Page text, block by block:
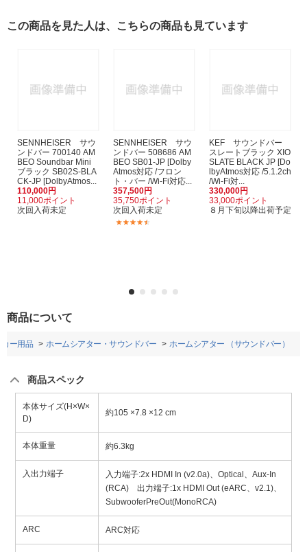
この商品を見た人は、こちらの商品も見ています
SENNHEISER サウ
ンドバー 700140 AM
BEO Soundbar Mini
ブラック SB02S-BLA
CK-JP [DolbyAtmos...
110,000円
11,000ポイント
次回入荷未定
SENNHEISER サウ
ンドバー 508686 AM
BEO SB01-JP [Dolby
Atmos対応 /フロン
ト・バー /Wi-Fi対応...
357,500円
35,750ポイント
次回入荷未定
KEF サウンドバー
スレートブラック XIO
SLATE BLACK JP [Do
lbyAtmos対応 /5.1.2ch
/Wi-Fi対...
330,000円
33,000ポイント
８月下旬以降出荷予定
商品について
ー用品 ホームシアター・サウンドバー ホームシアター （サウンドバー）
商品スペック
本体サイズ(H×W×
D)
約105 ×7.8 ×12 cm
本体重量 約6.3kg
入出力端子
入力端子:2x HDMI In (v2.0a)、Optical、Aux-In
(RCA) 出力端子:1x HDMI Out (eARC、v2.1)、
SubwooferPreOut(MonoRCA)
ARC ARC対応